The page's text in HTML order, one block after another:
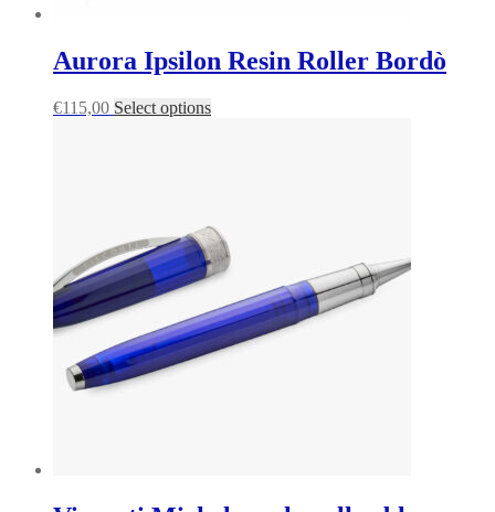
Aurora Ipsilon Resin Roller Bordò
€115,00 Select options